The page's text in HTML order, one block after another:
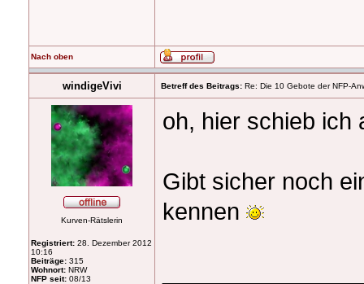
Nach oben
windigeVivi Betreff des Beitrags: Re: Die 10 Gebote der NFP-
Kurven-Rätslerin
Registriert: 28. Dezember 2012
10:16
Beiträge: 315
Wohnort: NRW
NFP seit: 08/13
oh, hier schieb ich
Gibt sicher noch
kennen